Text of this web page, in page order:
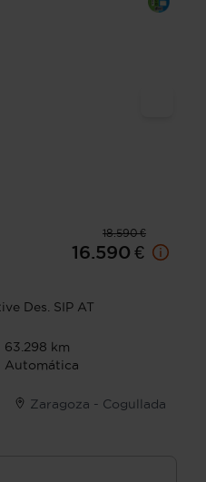
18.590 €
16.590 €
Des. SIP AT
63.298 km
Automática
Zaragoza - Cogullada